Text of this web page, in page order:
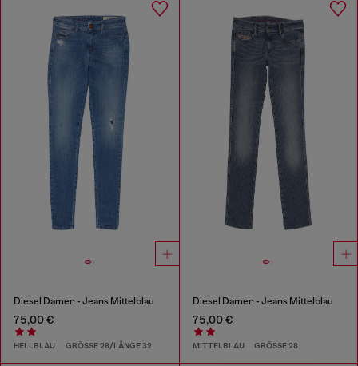
Diesel Damen - Jeans Mittelblau
75,00 €
HELLBLAU GRÖSSE 28/LÄNGE 32
Diesel Damen - Jeans Mittelblau
75,00 €
MITTELBLAU GRÖSSE 28